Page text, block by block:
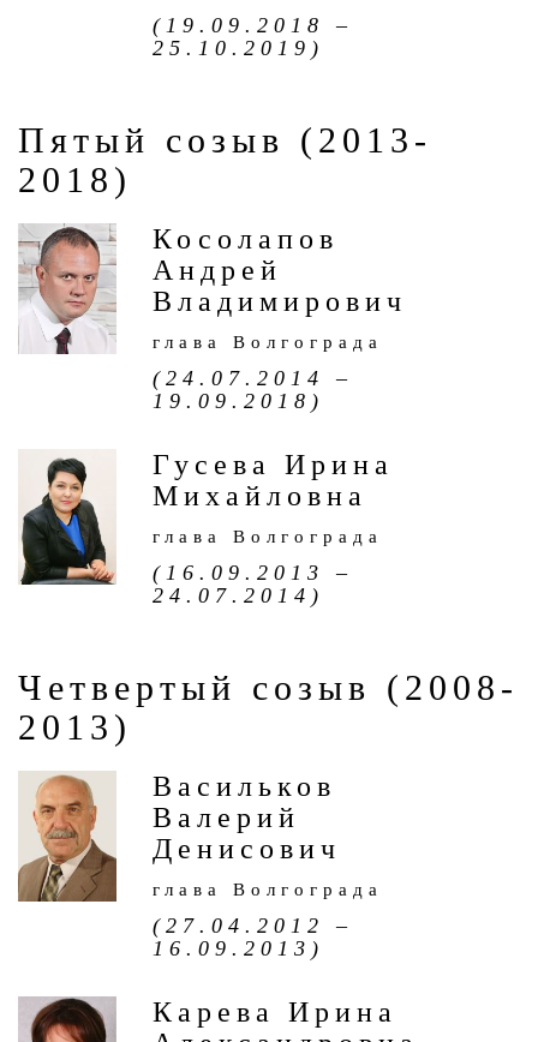
(19.09.2018 –
25.10.2019)
Пятый созыв (2013-
2018)
Косолапов
Андрей
Владимирович
глава Волгограда
(24.07.2014 –
19.09.2018)
Гусева Ирина
Михайловна
глава Волгограда
(16.09.2013 –
24.07.2014)
Четвертый созыв (2008-
2013)
Васильков
Валерий
Денисович
глава Волгограда
(27.04.2012 –
16.09.2013)
Карева Ирина